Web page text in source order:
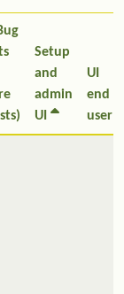
Setup
and
admin
UI
UI
end
user